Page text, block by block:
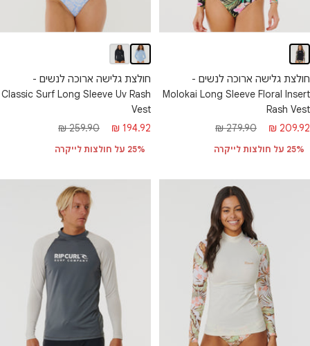
חולצת גלישה ארוכה לנשים -
Molokai Long Sleeve Floral Insert
Rash Vest
מחיר
מבצע
209.92 ₪
מחיר
רגיל
279.90 ₪
25% על חולצות לייקרה
חולצת גלישה ארוכה לנשים -
Classic Surf Long Sleeve Uv Rash
Vest
מחיר
מבצע
194.92 ₪
מחיר
רגיל
259.90 ₪
25% על חולצות לייקרה